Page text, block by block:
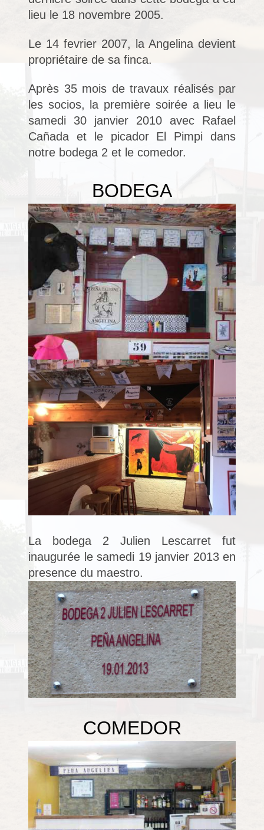
lieu le 18 novembre 2005.
Le 14 fevrier 2007, la Angelina devient
propriétaire de sa finca.
Après 35 mois de travaux réalisés par
les socios, la première soirée a lieu le
samedi 30 janvier 2010 avec Rafael
Cañada et le picador El Pimpi dans
notre bodega 2 et le comedor.
BODEGA
La bodega 2 Julien Lescarret fut
inaugurée le samedi 19 janvier 2013 en
presence du maestro.
COMEDOR